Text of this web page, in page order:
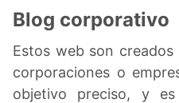
Blog corporativo
Estos web son
corporaciones o
objetivo preciso, y